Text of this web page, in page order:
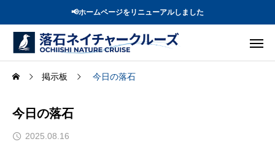
📢ホームページをリニューアルしました
掲示板 今日の落石
今日の落石
2025.08.16